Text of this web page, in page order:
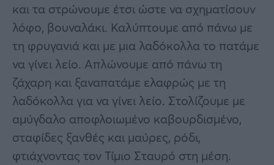
και τα στρώνουμε έτσι ώστε να σχηματίσουν
λόφο, βουναλάκι. Καλύπτουμε από πάνω με
τη φρυγανιά και με μια λαδόκολλα το πατάμε
να γίνει λείο. Απλώνουμε από πάνω τη
ζάχαρη και ξαναπατάμε ελαφρώς με τη
λαδόκολλα για να γίνει λείο. Στολίζουμε με
αμύγδαλο αποφλοιωμένο καβουρδισμένο,
σταφίδες ξανθές και μαύρες, ρόδι,
φτιάχνοντας τον Τίμιο Σταυρό στη μέση.